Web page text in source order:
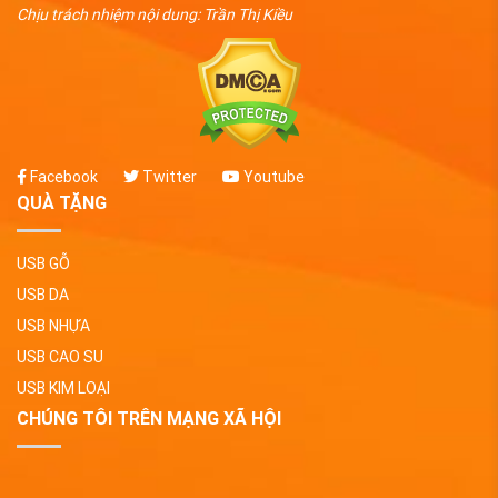
Chịu trách nhiệm nội dung: Trần Thị Kiều
Facebook Twitter Youtube
QUÀ TẶNG
USB GỖ
USB DA
USB NHỰA
USB CAO SU
USB KIM LOẠI
CHÚNG TÔI TRÊN MẠNG XÃ HỘI